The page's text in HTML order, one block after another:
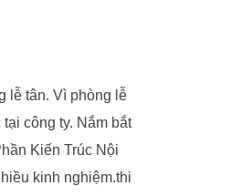
lễ tân. Vì phòng lễ
công ty. Nắm bắt
Kiến Trúc Nội
kinh nghiệm.thi